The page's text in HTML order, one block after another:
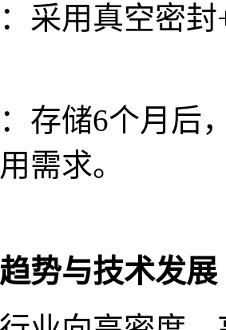
：采用真空密
：存储6个月后
需求。
势与技术发展